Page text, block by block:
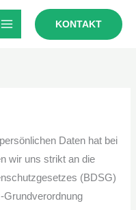
KONTAKT
Daten hat bei
wir uns strikt an die
(BDSG)
Grundverordnung